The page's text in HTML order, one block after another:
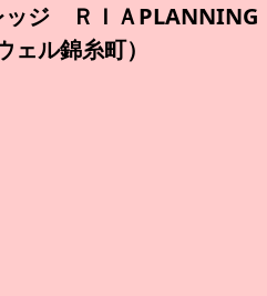
ッジ ＲＩＡ
ル錦糸町）